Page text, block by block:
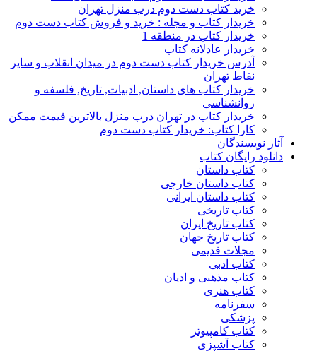
خرید کتاب دست دوم درب منزل تهران
خریدار کتاب و مجله : خرید و فروش کتاب دست دوم
خریدار کتاب در منطقه 1
خریدار عادلانه کتاب
آدرس خریدار کتاب دست دوم در میدان انقلاب و سایر
نقاط تهران
خریدار کتاب های داستان, ادبیات, تاریخ, فلسفه و
روانشناسی
خریدار کتاب در تهران درب منزل بالاترین قیمت ممکن
کارا کتاب: خریدار کتاب دست دوم
آثار نویسندگان
دانلود رایگان کتاب
کتاب داستان
کتاب داستان خارجی
کتاب داستان ایرانی
کتاب تاریخی
کتاب تاریخ ایران
کتاب تاریخ جهان
مجلات قدیمی
کتاب ادبی
کتاب مذهبی و ادیان
کتاب هنری
سفرنامه
پزشکی
کتاب کامپیوتر
کتاب آشپزی